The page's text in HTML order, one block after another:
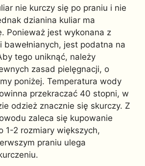
nie kurczy się po praniu i nie
dzianina kuliar ma
Ponieważ jest wykonana z
bawełnianych, jest podatna na
tego uniknąć, należy
zasad pielęgnacji, o
poniżej. Temperatura wody
przekraczać 40 stopni, w
odzież znacznie się skurczy. Z
zaleca się kupowanie
1-2 rozmiary większych,
praniu ulega